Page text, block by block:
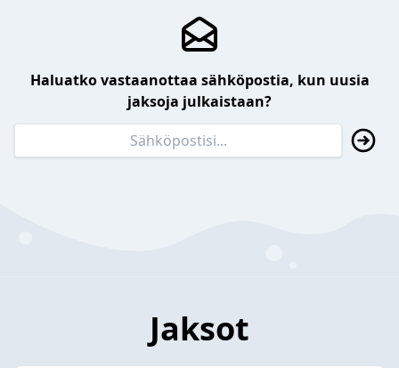
Haluatko vastaanottaa sähköpostia, kun uusia
jaksoja julkaistaan?
Jaksot